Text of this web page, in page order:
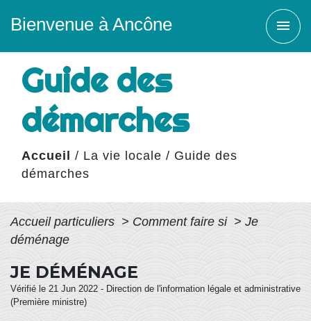
Bienvenue à Ancône menu
Guide des
démarches
Accueil / La vie locale / Guide des
démarches
Accueil particuliers > Comment faire si > Je
déménage
JE DÉMÉNAGE
Vérifié le 21 Jun 2022 - Direction de l'information légale et administrative
(Première ministre)